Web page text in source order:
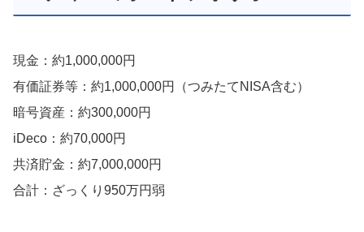
現金：約1,000,000円
有価証券等：約1,000,000円（つみたてNISA含む）
暗号資産：約300,000円
iDeco：約70,000円
共済貯金：約7,000,000円
合計：ざっくり950万円弱